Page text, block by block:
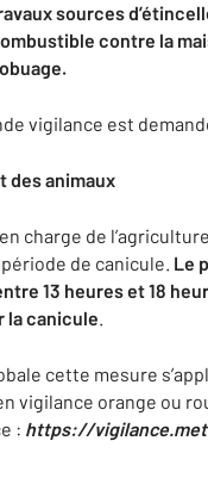
sources
contre la
vigilance est
des animaux
charge de
de canicule. Le
13 heures et 18
la canicule.
cette mesure
vigilance orange ou
: https://